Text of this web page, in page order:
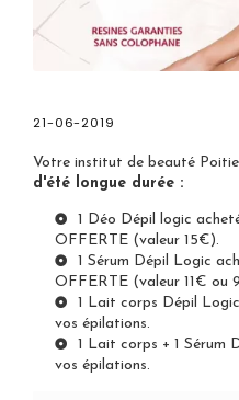
21-06-2019
Votre institut de beauté
d'été longue durée :
1 Déo Dépil logic
OFFERTE (valeur 15€).
1 Sérum Dépil Logic
OFFERTE (valeur 11€ ou
1 Lait corps Dépil
vos épilations.
1 Lait corps + 1 Sérum
vos épilations.